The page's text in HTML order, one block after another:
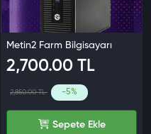
Metin2 Farm Bilgisayarı
2,700.00 TL
2,850.00 TL -5%
Sepete Ekle